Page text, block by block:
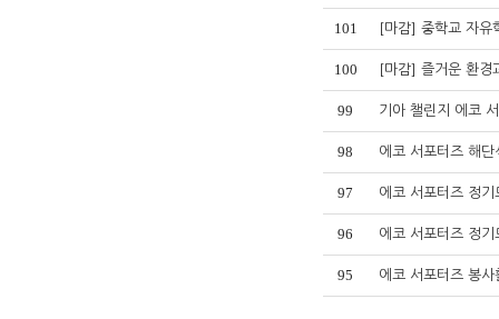
101 [마감] 중학교 자유
100 [마감] 즐거운 환경
99 기아 챌린지 에코
98 에코 서포터즈 해
97 에코 서포터즈 정
96 에코 서포터즈 정
95 에코 서포터즈 봉사